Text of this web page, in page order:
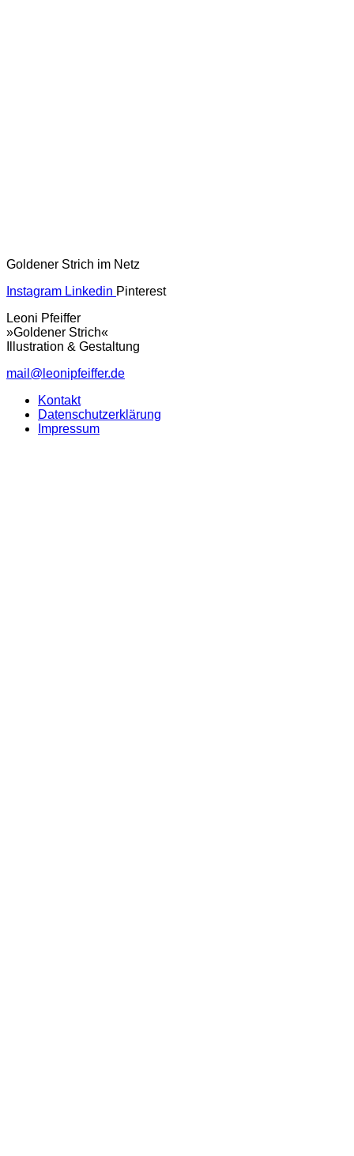
Goldener Strich im Netz
Instagram Linkedin Pinterest
Leoni Pfeiffer
»Goldener Strich«
Illustration & Gestaltung
mail@leonipfeiffer.de
Kontakt
Datenschutzerklärung
Impressum